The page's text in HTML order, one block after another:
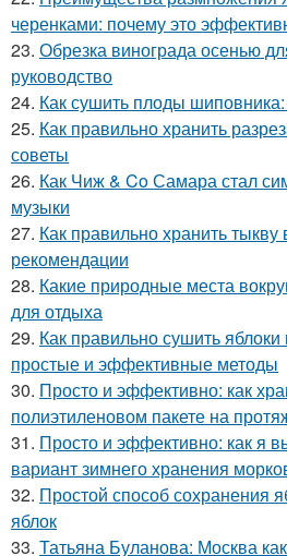
черенками: почему это
23. Обрезка винограда осенью
руководство
24. Как сушить плоды
25. Как правильно хранить
советы
26. Как Чиж & Co Самара стал
музыки
27. Как правильно хранить
рекомендации
28. Какие природные места
для отдыха
29. Как правильно сушить
простые и эффективные методы
30. Просто и эффективно: как
полиэтиленовом пакете на
31. Просто и эффективно: как я
вариант зимнего хранения
32. Простой способ сохранения
яблок
33. Татьяна Буланова: Москва